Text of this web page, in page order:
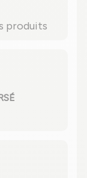
produits